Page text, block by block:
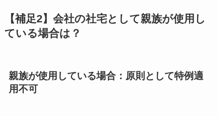
【補足2】会社の社宅として親族が使用し
ている場合は？
親族が使用している場合：原則として特例適
用不可